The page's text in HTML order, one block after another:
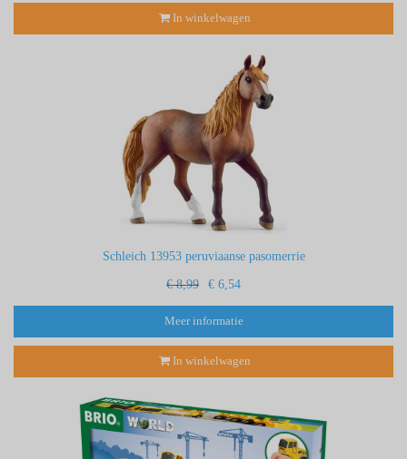
In winkelwagen
Schleich 13953 peruviaanse pasomerrie
€ 8,99 € 6,54
Meer informatie
In winkelwagen